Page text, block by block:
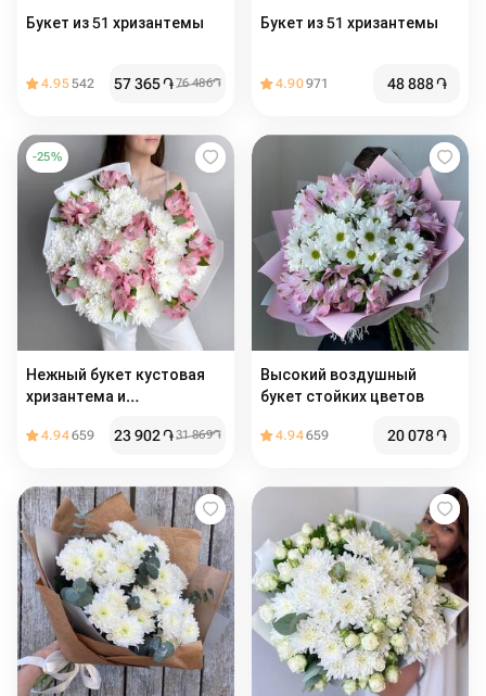
Букет из 51 хризантемы
4.95542 57 365֏76 486֏
Букет из 51 хризантемы
4.90971 48 888֏
-25%
Нежный букет кустовая
хризантема и
4.94659 23 902֏31 869֏
Высокий воздушный
букет стойких цветов
4.94659 20 078֏